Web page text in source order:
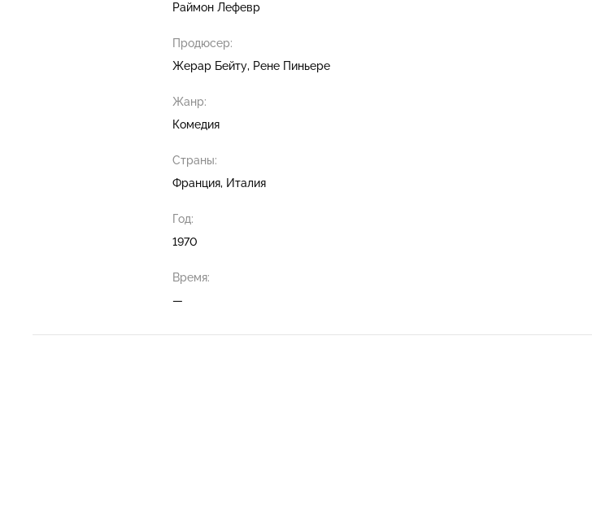
Раймон Лефевр
Продюсер:
Жерар Бейту Рене Пиньере
Жанр:
Комедия
Страны:
Франция, Италия
Год:
1970
Время:
—